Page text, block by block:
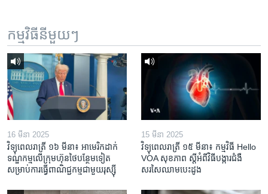
កម្មវិធី​នីមួយៗ
16 មីនា 2025
វិទ្យុពេលរាត្រី ១៦ មីនា៖ អាមេរិក​ដាក់​
ទណ្ឌកម្ម​លើ​ក្រុមហ៊ុន​ថៃ​បន្ថែម​ទៀត​
សម្រាប់​ការ​ធ្វើ​ពាណិជ្ជកម្ម​ជាមួយ​រុស្ស៊ី
15 មីនា 2025
វិទ្យុពេលរាត្រី ១៥ មីនា៖ កម្មវិធី ​Hello
VOA សុខភាព ស្ដី​អំពី​វិធី​បង្ការ​ជំងឺ​
សរសៃ​ឈាម​បេះដូង